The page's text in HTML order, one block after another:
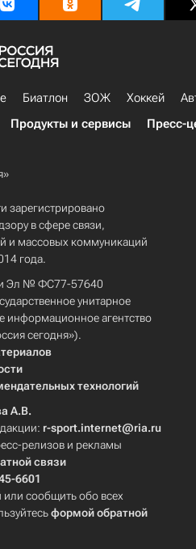
Биатлон ЗОЖ Хоккей
Продукты и сервисы Пресс-
зарегистрировано
в сфере связи,
и массовых коммуникаций
года.
Эл № ФС77-57640
унитарное
информационное агентство
сегодня»).
технологий
А.В.
r-sport.internet@ria.ru
релизов и рекламы
связи
6601
или сообщить обо всех
формой обратной